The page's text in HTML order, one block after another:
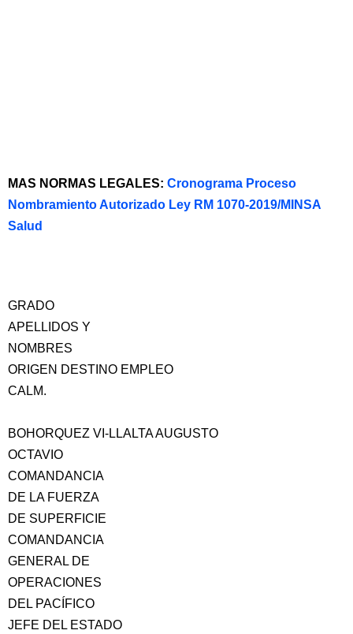
MAS NORMAS LEGALES: Cronograma Proceso
Nombramiento Autorizado Ley RM 1070-2019/MINSA
Salud
GRADO
APELLIDOS Y
NOMBRES
ORIGEN DESTINO EMPLEO
CALM.
BOHORQUEZ VI-LLALTA AUGUSTO
OCTAVIO
COMANDANCIA
DE LA FUERZA
DE SUPERFICIE
COMANDANCIA
GENERAL DE
OPERACIONES
DEL PACÍFICO
JEFE DEL ESTADO